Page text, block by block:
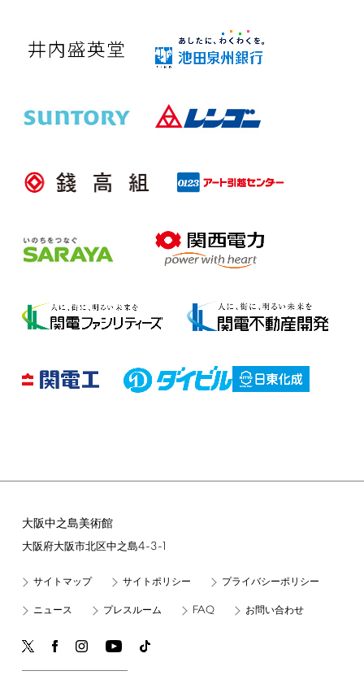
大阪中之島美術館
大阪府大阪市北区中之島4-3-1
サイトマップ サイトポリシー プライバシーポリシー
ニュース プレスルーム FAQ お問い合わせ